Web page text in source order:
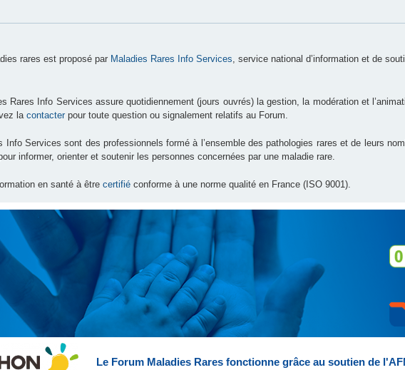
rares est proposé par Maladies Rares Info Services, service national d’information et de
Rares Info Services assure quotidiennement (jours ouvrés) la gestion, la modération et
la contacter pour toute question ou signalement relatifs au Forum.
Info Services sont des professionnels formé à l’ensemble des pathologies rares et de leurs
informer, orienter et soutenir les personnes concernées par une maladie rare.
en santé à être certifié conforme à une norme qualité en France (ISO 9001).
Le Forum Maladies Rares fonctionne grâce au soutien de